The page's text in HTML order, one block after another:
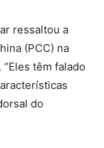
ressaltou a
(PCC) na
têm falado
do